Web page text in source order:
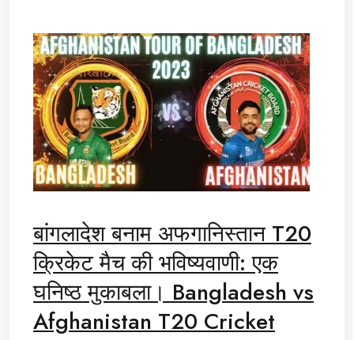
बांगलादेश बनाम अफगानिस्तान T20
क्रिकेट मैच की भविष्यवाणी: एक
घनिष्ठ मुकाबला। Bangladesh vs
Afghanistan T20 Cricket